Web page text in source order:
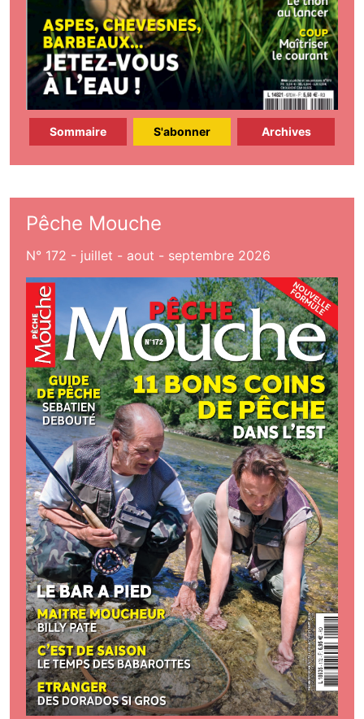
Sommaire S'abonner Archives
Pêche Mouche
N° 172 - juillet - aout - septembre 2026